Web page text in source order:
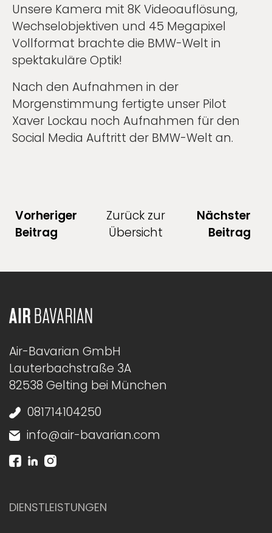
Unsere Kamera mit 8K Videoauflösung,
Wechselobjektiven und 45 Megapixel
Vollformat brachte die BMW-Welt in
spektakuläre Optik!
Nach den Aufnahmen in der
Morgenstimmung fertigte unser Pilot
Xaver Lockau noch Aufnahmen für den
Social Media Auftritt der BMW-Welt an.
Vorheriger
Beitrag
Zurück zur
Übersicht
Nächster
Beitrag
Air-Bavarian GmbH
Lauterbachstraße 3A
82538 Gelting bei München
081714104250
info@air-bavarian.com
DIENSTLEISTUNGEN